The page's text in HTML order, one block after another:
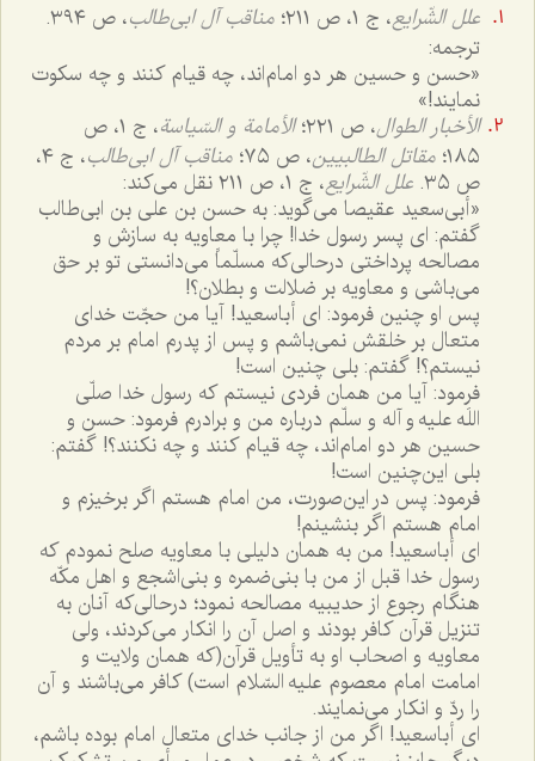
علل الشّرایع، ج ١، ص ٢١١؛ مناقب آل ابی‌طالب
، ص ٣٩٤.
ترجمه:
«حسن و حسین هر دو امام‌اند، چه قیام کنند و چه سکوت
نمایند!»
الأخبار الطوال، ص ٢٢١؛ الأمامة و السّیاسة
، ج ١، ص
١٨٥؛ مقاتل الطالبیین، ص ٧٥؛ مناقب آل ابی‌طالب
، ج ٤،
ص ٣٥.
علل الشّرایع، ج ١، ص ٢١١ نقل می‌کند:
«أبی‌سعید عقیصا می‌گوید: به حسن بن علی بن ابی‌طالب
گفتم: ای پسر رسول خدا! چرا با معاویه به سازش و
مصالحه پرداختی درحالی‌که مسلّماً می‌دانستی تو بر حق
می‌باشی و معاویه بر ضلالت و بطلان؟!
پس او چنین فرمود: ای أباسعید! آیا من حجّت خدای
متعال بر خلقش نمی‌باشم و پس از پدرم امام بر مردم
نیستم؟! گفتم: بلی چنین است!
فرمود: آیا من همان فردی نیستم که رسول خدا صلّی
اللَه علیه و آله و سلّم درباره من و برادرم فرمود: حسن و
حسین هر دو امام‌اند، چه قیام کنند و چه نکنند؟! گفتم:
بلی این‌چنین است!
فرمود: پس در این‌صورت، من امام هستم اگر برخیزم و
امام هستم اگر بنشینم!
ای أباسعید! من به همان دلیلی با معاویه صلح نمودم که
رسول خدا قبل از من با بنی‌ضمره و بنی‌اشجع و اهل مکّه
هنگام رجوع از حدیبیه مصالحه نمود؛ درحالی‌که آنان به
تنزیل قرآن کافر بودند و اصل آن را انکار می‌کردند، ولی
معاویه و اصحاب او به تأویل قرآن(که همان ولایت و
امامت امام معصوم علیه السّلام است) کافر می‌باشند و آن
را ردّ و انکار می‌نمایند.
ای أباسعید! اگر من از جانب خدای متعال امام بوده باشم،